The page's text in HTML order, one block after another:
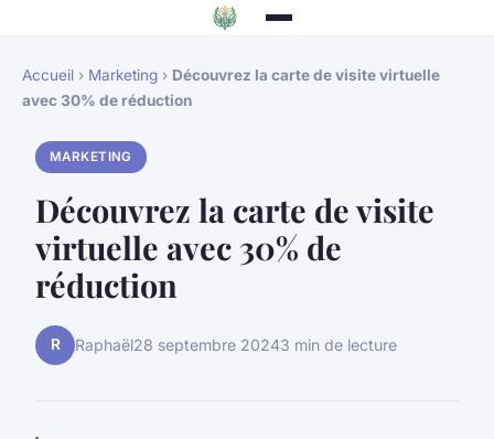
Accueil › Marketing › Découvrez la carte de visite virtuelle
avec 30% de réduction
MARKETING
Découvrez la carte de visite
virtuelle avec 30% de
réduction
R Raphaël28 septembre 20243 min de lecture